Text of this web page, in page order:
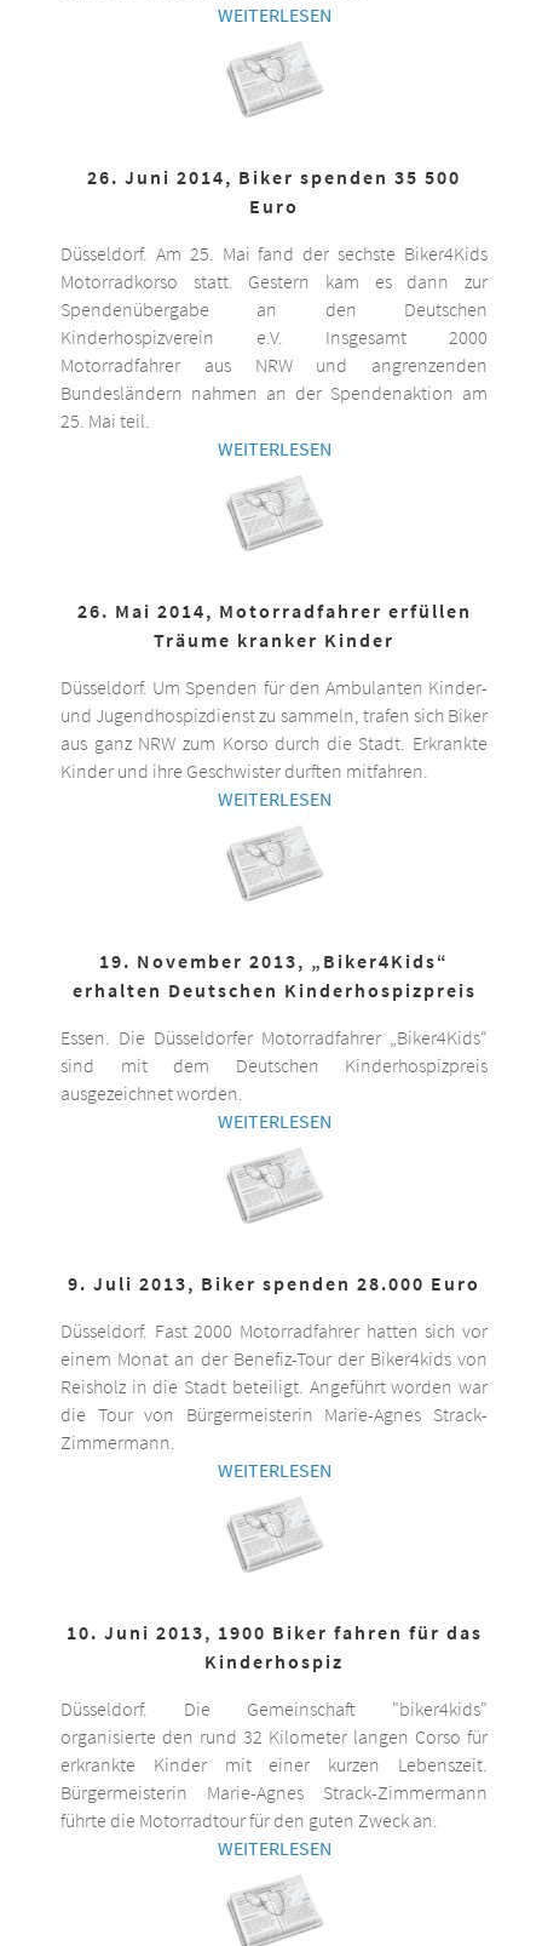
WEITERLESEN
26. Juni 2014, Biker spenden 35 500
Euro
Düsseldorf. Am 25. Mai fand der sechste Biker4Kids
Motorradkorso statt. Gestern kam es dann zur
Spendenübergabe an den Deutschen
Kinderhospizverein e.V. Insgesamt 2000
Motorradfahrer aus NRW und angrenzenden
Bundesländern nahmen an der Spendenaktion am
25. Mai teil.
WEITERLESEN
26. Mai 2014, Motorradfahrer erfüllen
Träume kranker Kinder
Düsseldorf. Um Spenden für den Ambulanten Kinder-
und Jugendhospizdienst zu sammeln, trafen sich Biker
aus ganz NRW zum Korso durch die Stadt. Erkrankte
Kinder und ihre Geschwister durften mitfahren.
WEITERLESEN
19. November 2013, „Biker4Kids“
erhalten Deutschen Kinderhospizpreis
Essen. Die Düsseldorfer Motorradfahrer „Biker4Kids“
sind mit dem Deutschen Kinderhospizpreis
ausgezeichnet worden.
WEITERLESEN
9. Juli 2013, Biker spenden 28.000 Euro
Düsseldorf. Fast 2000 Motorradfahrer hatten sich vor
einem Monat an der Benefiz-Tour der Biker4kids von
Reisholz in die Stadt beteiligt. Angeführt worden war
die Tour von Bürgermeisterin Marie-Agnes Strack-
Zimmermann.
WEITERLESEN
10. Juni 2013, 1900 Biker fahren für das
Kinderhospiz
Düsseldorf. Die Gemeinschaft "biker4kids"
organisierte den rund 32 Kilometer langen Corso für
erkrankte Kinder mit einer kurzen Lebenszeit.
Bürgermeisterin Marie-Agnes Strack-Zimmermann
führte die Motorradtour für den guten Zweck an.
WEITERLESEN